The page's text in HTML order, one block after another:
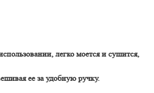
легко моется и сушится,
ее за удобную ручку.